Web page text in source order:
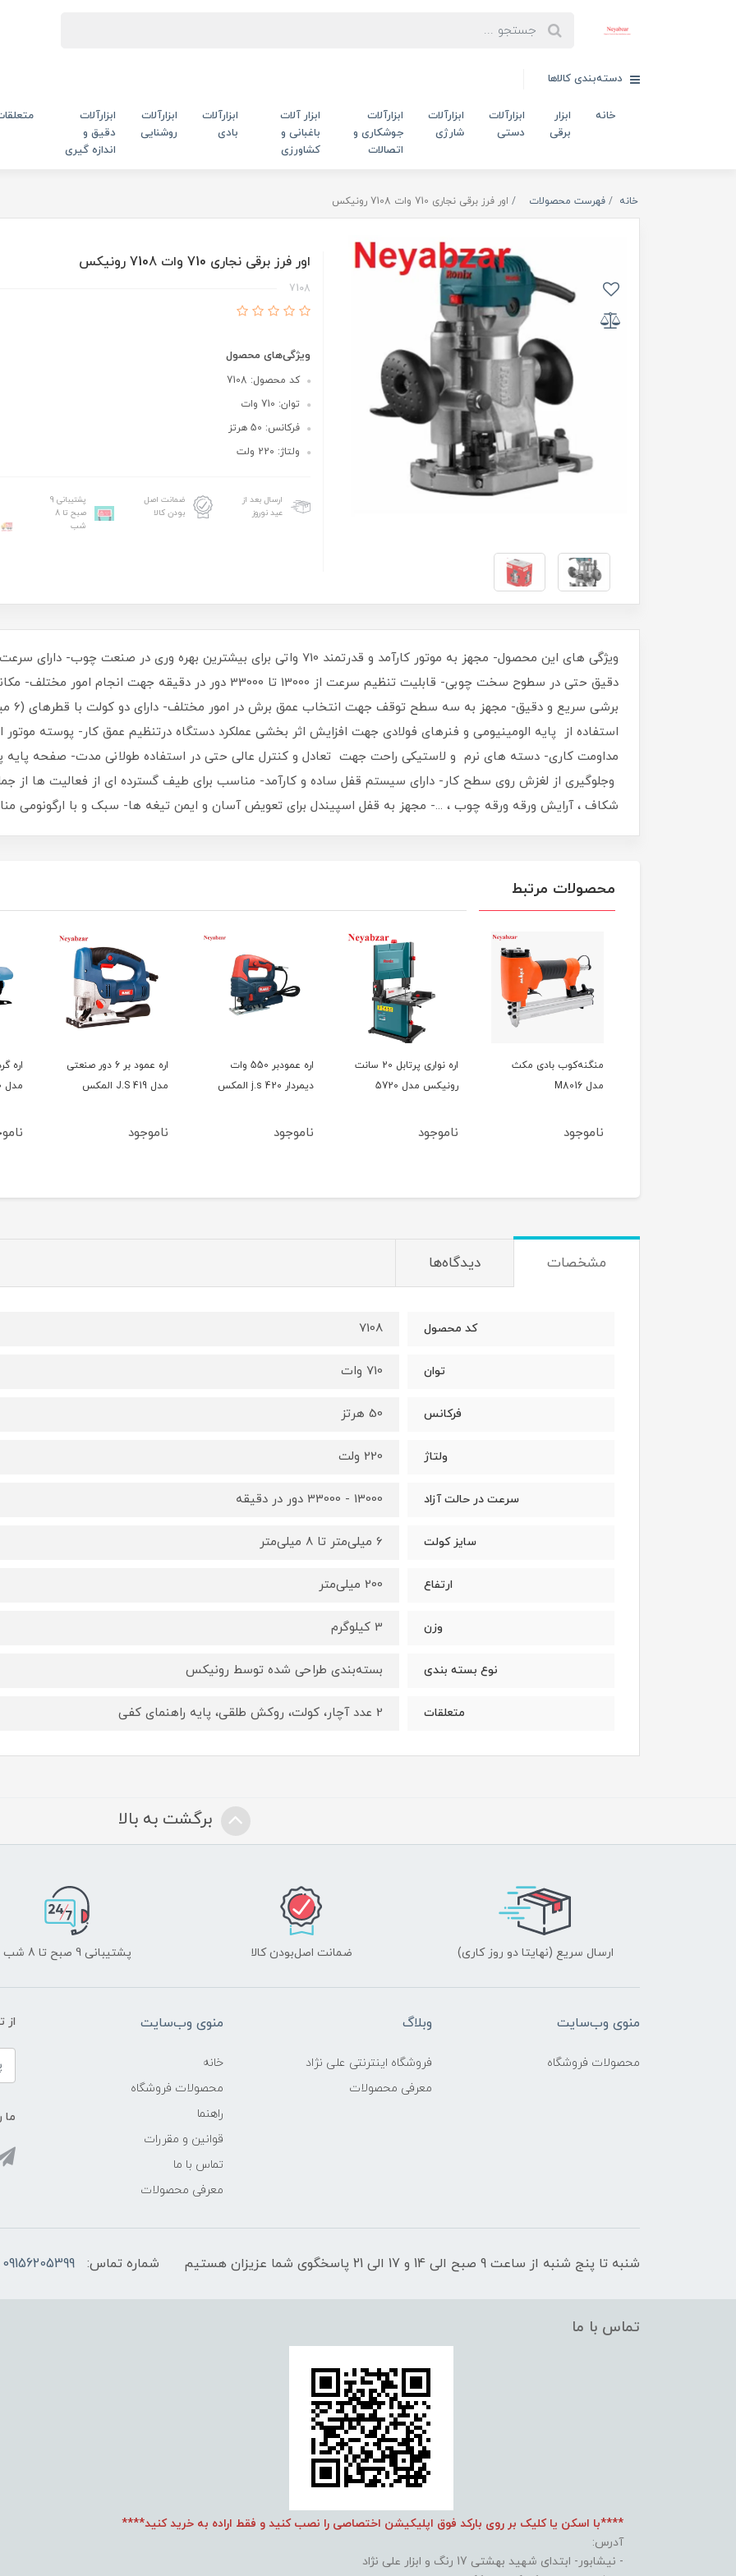
دسته‌بندی کالاها
خانه
ابزار
برقی
ابزارآلات
دستی
ابزارآلات
شارژی
ابزارآلات
جوشکاری و
اتصالات
ابزار آلات
باغبانی و
کشاورزی
ابزارآلات
بادی
ابزارآلات
روشنایی
ابزارآلات
دقیق و
اندازه گیری
خانه فهرست محصولات اور فرز برقی نجاری 710 وات 7108 رونیکس
اور فرز برقی نجاری 710 وات 7108 رونیکس
7108
ویژگی‌های محصول
کد محصول: 7108
توان: 710 وات
فرکانس: 50 هرتز
ولتاژ: 220 ولت
ارسال بعد از
عید نوروز
ضمانت اصل
بودن کالا
پشتیبانی 9
صبح تا 8
شب
دقیق حتی در سطوح سخت چوبی- قابلیت تنظیم سرعت از 13000 تا 33000 دور
استفاده از پایه الومینیومی و فنرهای فولادی جهت افزایش اثر بخشی عملکرد دستگاه درتنظیم عمق کار- پوسته
مداومت کاری- دسته های نرم و لاستیکی راحت جهت تعادل و کنترل عالی حتی در استفاده طولانی مدت- صفحه
وجلوگیری از لغزش روی سطح کار- دارای سیستم قفل ساده و کارآمد- مناسب برای طیف گسترده ای از فعالیت ها از
شکاف ، آرایش ورقه ورقه چوب ، ...- مجهز به قفل اسپیندل برای تعویض آسان و ایمن تیغه ها- سبک و با ارگونومی
محصولات مرتبط
منگنه‌کوب بادی مکث
مدل M8016
ناموجود
اره نواری پرتابل 20 سانت
رونیکس مدل 5720
ناموجود
اره عمودبر 550 وات
دیمردار j.s 420 المکس
ناموجود
اره عمود بر 6 دور صنعتی
مدل J.S 419 المکس
ناموجود
مدل 1930
مشخصات دیدگاه‌ها
کد محصول 7108
توان 710 وات
فرکانس 50 هرتز
ولتاژ 220 ولت
سرعت در حالت آزاد 13000 - 33000 دور در دقیقه
سایز کولت 6 میلی‌متر تا 8 میلی‌متر
ارتفاع 200 میلی‌متر
وزن 3 کیلوگرم
نوع بسته بندی بسته‌بندی طراحی شده توسط رونیکس
متعلقات 2 عدد آچار، کولت، روکش طلقی، پایه راهنمای کفی
برگشت به بالا
ارسال سریع (نهایتا دو روز کاری) ضمانت اصل‌بودن کالا پشتیبانی 9 صبح تا 8 شب
منوی وب‌سایت
محصولات فروشگاه
وبلاگ
فروشگاه اینترنتی علی نژاد
معرفی محصولات
منوی وب‌سایت
خانه
محصولات فروشگاه
راهنما
قوانین و مقررات
تماس با ما
معرفی محصولات
از
ما
شنبه تا پنج شنبه از ساعت 9 صبح الی 14 و 17 الی 21 پاسخگوی شما عزیزان هستیم شماره تماس: 09156205399
تماس با ما
****با اسکن یا کلیک بر روی بارکد فوق اپلیکیشن اختصاصی را نصب کنید و فقط اراده به خرید کنید****
آدرس:
- نیشابور- ابتدای شهید بهشتی 17 رنگ و ابزار علی نژاد